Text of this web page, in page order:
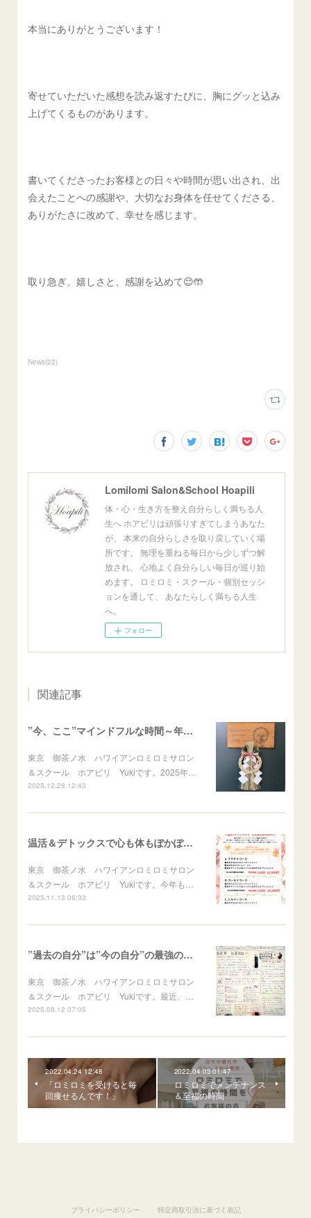
本当にありがとうございます！
寄せていただいた感想を読み返すたびに、胸にグッと込み
上げてくるものがあります。
書いてくださったお客様との日々や時間が思い出され、出
会えたことへの感謝や、大切なお身体を任せてくださる、
ありがたさに改めて、幸せを感じます。
取り急ぎ、嬉しさと、感謝を込めて😌🤲
News(22)
Lomilomi Salon&School Hoapili
体・心・生き方を整え自分らしく満ちる人
生へ ホアピリは頑張りすぎてしまうあなた
が、 本来の自分らしさを取り戻していく場
所です。 無理を重ねる毎日から少しずつ解
放され、 心地よく自分らしい毎日が巡り始
めます。 ロミロミ・スクール・個別セッシ
ョンを通して、 あなたらしく満ちる人生
へ。
フォロー
関連記事
”今、ここ”マインドフルな時間～年末のご挨拶～
東京 御茶ノ水 ハワイアンロミロミサロン
＆スクール ホアピリ Yukiです。2025年…
2025.12.28 12:43
温活＆デトックスで心も体もぽかぽかに♪冬のスペシャルメニュー
東京 御茶ノ水 ハワイアンロミロミサロン
＆スクール ホアピリ Yukiです。今年も…
2025.11.13 06:33
”過去の自分”は”今の自分”の最強の応援団！
東京 御茶ノ水 ハワイアンロミロミサロン
＆スクール ホアピリ Yukiです。最近、…
2025.08.12 07:05
2022.04.24 12:48
「ロミロミを受けると毎
回痩せるんです！」
2022.04.03 01:47
ロミロミでメンテナンス
＆至福の時間
プライバシーポリシー 特定商取引法に基づく表記